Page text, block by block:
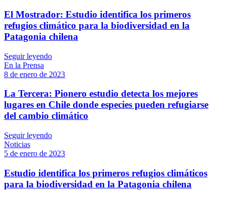
El Mostrador: Estudio identifica los primeros
refugios climático para la biodiversidad en la
Patagonia chilena
Seguir leyendo
En la Prensa
8 de enero de 2023
La Tercera: Pionero estudio detecta los mejores
lugares en Chile donde especies pueden refugiarse
del cambio climático
Seguir leyendo
Noticias
5 de enero de 2023
Estudio identifica los primeros refugios climáticos
para la biodiversidad en la Patagonia chilena